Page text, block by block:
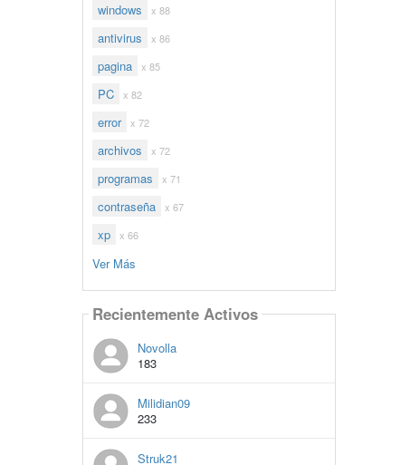
windows x 88
antivirus x 86
pagina x 85
PC x 82
error x 72
archivos x 72
programas x 71
contraseña x 67
xp x 66
Ver Más
Recientemente Activos
Novolla
183
Milidian09
233
Struk21